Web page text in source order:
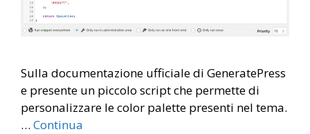
Sulla documentazione ufficiale di GeneratePress
e presente un piccolo script che permette di
personalizzare le color palette presenti nel tema.
… Continua